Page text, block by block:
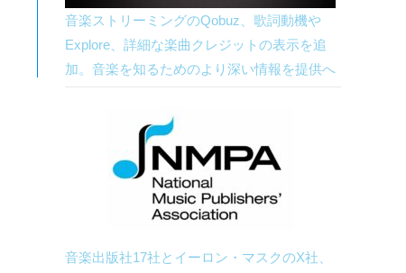
音楽ストリーミングのQobuz、歌詞動機や
Explore、詳細な楽曲クレジットの表示を追
加。音楽を知るためのより深い情報を提供へ
音楽出版社17社とイーロン・マスクのX社、